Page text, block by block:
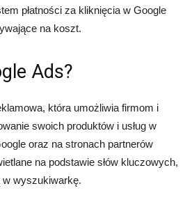
płatności za kliknięcia w Google
na koszt.
Ads?
która umożliwia firmom i
swoich produktów i usług w
oraz na stronach partnerów
na podstawie słów kluczowych,
wyszukiwarkę.